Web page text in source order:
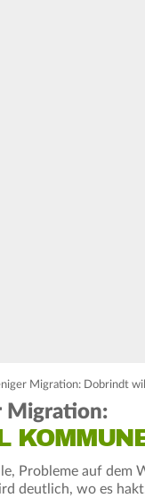
Migration: Dobrindt
Migration:
Probleme auf dem
deutlich, wo es